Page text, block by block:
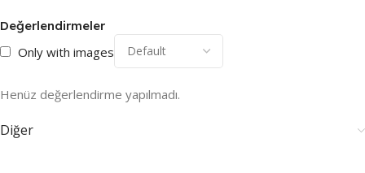
Değerlendirmeler
Only with images
Henüz değerlendirme yapılmadı.
Diğer